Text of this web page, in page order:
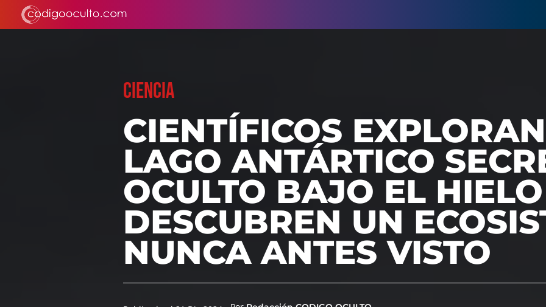
CIENCIA
CIENTÍFICOS
LAGO ANTÁRTICO
OCULTO BAJO EL
DESCUBREN UN
NUNCA ANTES VISTO